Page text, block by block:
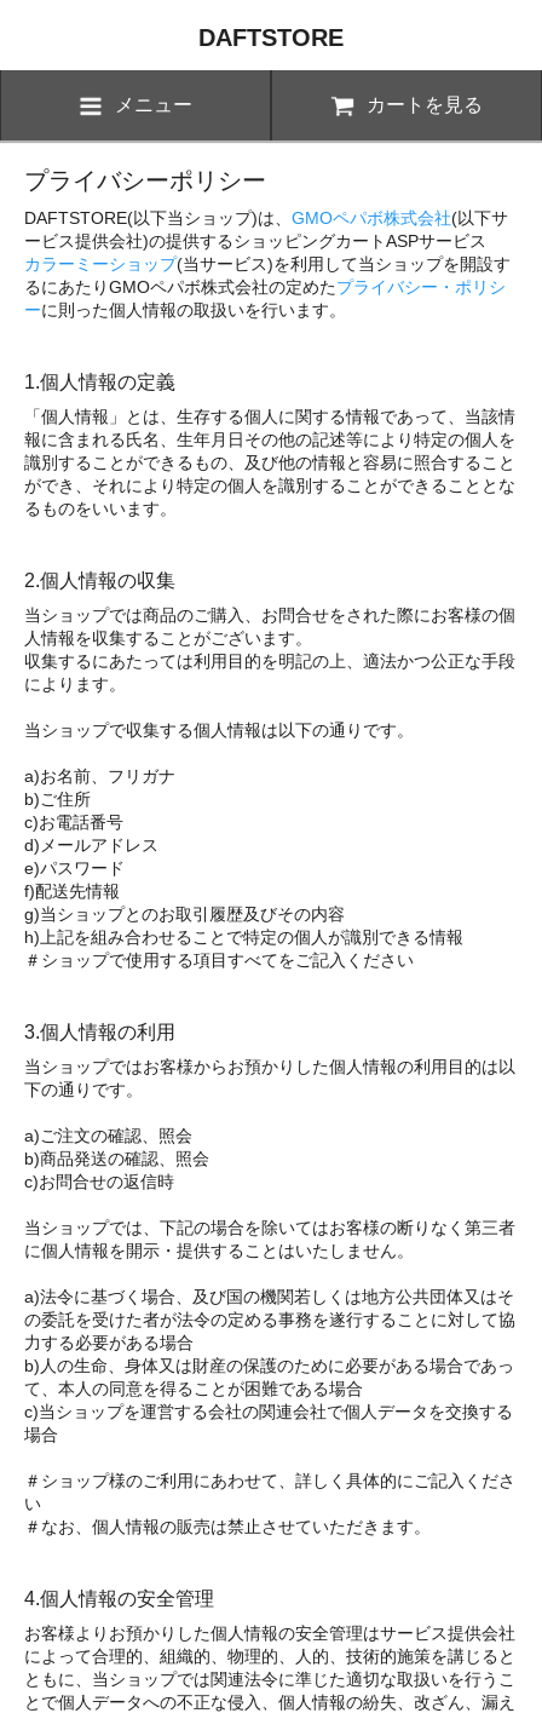
DAFTSTORE
メニュー カートを見る
プライバシーポリシー
DAFTSTORE(以下当ショップ)は、 GMOペパボ株式会社(以下サ
ービス提供会社)の提供するショッピングカートASPサービス
カラーミーショップ(当サービス)を利用して当ショップを開設す
るにあたりGMOペパボ株式会社の定めたプライバシー・ポリシ
ーに則った個人情報の取扱いを行います。
1.個人情報の定義
「個人情報」とは、生存する個人に関する情報であって、当該情
報に含まれる氏名、生年月日その他の記述等により特定の個人を
識別することができるもの、及び他の情報と容易に照合すること
ができ、それにより特定の個人を識別することができることとな
るものをいいます。
2.個人情報の収集
当ショップでは商品のご購入、お問合せをされた際にお客様の個
人情報を収集することがございます。
収集するにあたっては利用目的を明記の上、適法かつ公正な手段
によります。
当ショップで収集する個人情報は以下の通りです。
a)お名前、フリガナ
b)ご住所
c)お電話番号
d)メールアドレス
e)パスワード
f)配送先情報
g)当ショップとのお取引履歴及びその内容
h)上記を組み合わせることで特定の個人が識別できる情報
＃ショップで使用する項目すべてをご記入ください
3.個人情報の利用
当ショップではお客様からお預かりした個人情報の利用目的は以
下の通りです。
a)ご注文の確認、照会
b)商品発送の確認、照会
c)お問合せの返信時
当ショップでは、下記の場合を除いてはお客様の断りなく第三者
に個人情報を開示・提供することはいたしません。
a)法令に基づく場合、及び国の機関若しくは地方公共団体又はそ
の委託を受けた者が法令の定める事務を遂行することに対して協
力する必要がある場合
b)人の生命、身体又は財産の保護のために必要がある場合であっ
て、本人の同意を得ることが困難である場合
c)当ショップを運営する会社の関連会社で個人データを交換する
場合
＃ショップ様のご利用にあわせて、詳しく具体的にご記入くださ
い
＃なお、個人情報の販売は禁止させていただきます。
4.個人情報の安全管理
お客様よりお預かりした個人情報の安全管理はサービス提供会社
によって合理的、組織的、物理的、人的、技術的施策を講じると
ともに、当ショップでは関連法令に準じた適切な取扱いを行うこ
とで個人データへの不正な侵入、個人情報の紛失、改ざん、漏え